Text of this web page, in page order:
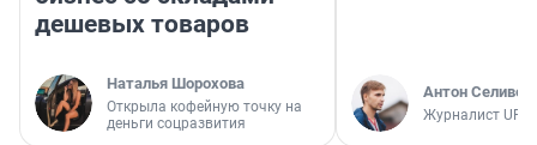
дешевых товаров
Наталья Шорохова
Открыла кофейную точку на
деньги соцразвития
Антон
Журналист